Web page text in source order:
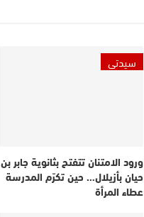
سيدتي
ورود الامتنان تتفتح بثانوية جابر بن
حيان بأزيلال… حين تكرّم المدرسة
عطاء المرأة